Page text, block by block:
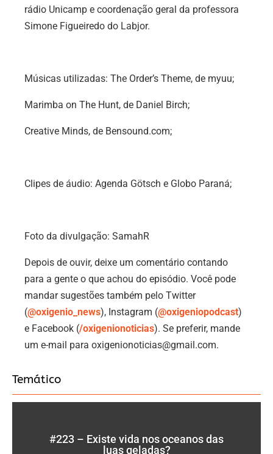
rádio Unicamp e coordenação geral da professora
Simone Figueiredo do Labjor.
Músicas utilizadas: The Order’s Theme, de myuu;
Marimba on The Hunt, de Daniel Birch;
Creative Minds, de Bensound.com;
Clipes de áudio: Agenda Götsch e Globo Paraná;
Foto da divulgação: SamahR
Depois de ouvir, deixe um comentário contando
para a gente o que achou do episódio. Você pode
mandar sugestões também pelo Twitter
(@oxigenio_news), Instagram (@oxigeniopodcast)
e Facebook (/oxigenionoticias). Se preferir, mande
um e-mail para oxigenionoticias@gmail.com.
Temático
#223 – Existe vida nos oceanos das
luas geladas?